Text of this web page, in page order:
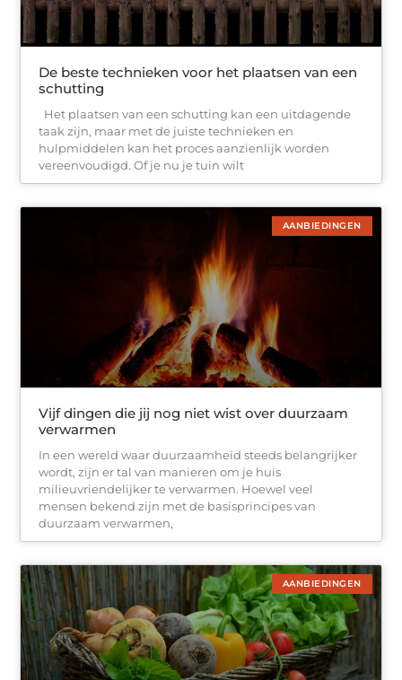
De beste technieken voor het plaatsen van een
schutting
Het plaatsen van een schutting kan een uitdagende
taak zijn, maar met de juiste technieken en
hulpmiddelen kan het proces aanzienlijk worden
vereenvoudigd. Of je nu je tuin wilt
AANBIEDINGEN
Vijf dingen die jij nog niet wist over duurzaam
verwarmen
In een wereld waar duurzaamheid steeds belangrijker
wordt, zijn er tal van manieren om je huis
milieuvriendelijker te verwarmen. Hoewel veel
mensen bekend zijn met de basisprincipes van
duurzaam verwarmen,
AANBIEDINGEN